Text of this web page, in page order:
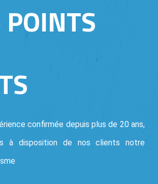
confirmée depuis plus de 20 ans,
à disposition de nos clients notre